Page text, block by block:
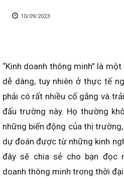
10/09/2023
“Kinh doanh thông minh” là
dễ dàng, tuy nhiên ở thực tế
phải có rất nhiều cố gắng và
đấu trường này. Họ thường
những biến động của thị
dự đoán được từ những kinh
đây sẽ chia sẻ cho bạn đọc
doanh thông minh trong thời